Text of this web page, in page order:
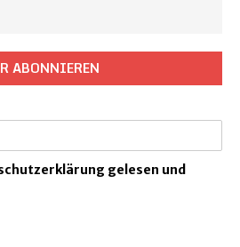
ABONNIEREN
gelesen und